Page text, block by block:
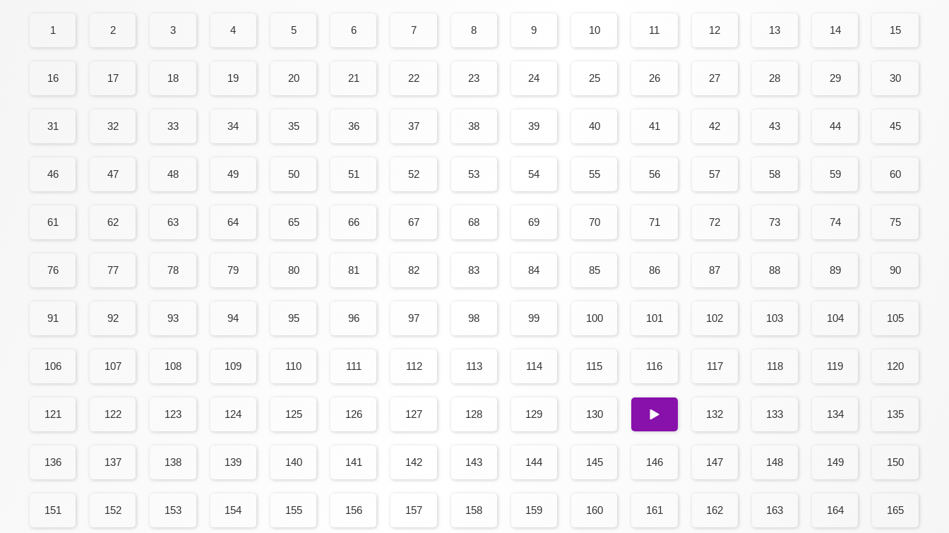
1 2 3 4 5 6 7 8 9 10 11 12 13 14 15
16 17 18 19 20 21 22 23 24 25 26 27 28 29 30
31 32 33 34 35 36 37 38 39 40 41 42 43 44 45
46 47 48 49 50 51 52 53 54 55 56 57 58 59 60
61 62 63 64 65 66 67 68 69 70 71 72 73 74 75
76 77 78 79 80 81 82 83 84 85 86 87 88 89 90
91 92 93 94 95 96 97 98 99 100 101 102 103 104 105
106 107 108 109 110 111 112 113 114 115 116 117 118 119 120
121 122 123 124 125 126 127 128 129 130 131 132 133 134 135
136 137 138 139 140 141 142 143 144 145 146 147 148 149 150
151 152 153 154 155 156 157 158 159 160 161 162 163 164 165